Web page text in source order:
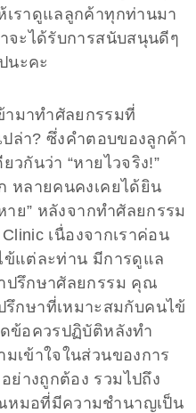
เราดูแลลูกค้าทุกท่านมา
จะได้รับการสนับสนุนดีๆ
นะคะ
มาทำศัลยกรรมที่
ปล่า? ซึ่งคำตอบของลูกค้า
วกันว่า “หายไวจริง!”
หลายคนคงเคยได้ยิน
ย” หลังจากทำศัลยกรรม
เนื่องจากเราค่อน
ข้แต่ละท่าน มีการดูแล
ปรึกษาศัลยกรรม คุณ
กษาที่เหมาะสมกับคนไข้
ข้อควรปฏิบัติหลังทำ
เข้าใจในส่วนของการ
ย่างถูกต้อง รวมไปถึง
หมอที่มีความชำนาญเป็น